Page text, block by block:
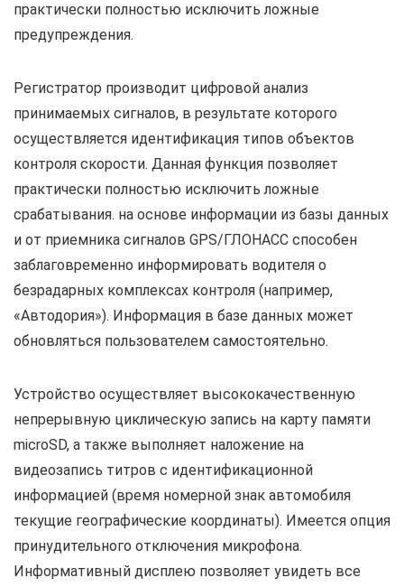
практически полностью исключить ложные
предупреждения.
Регистратор производит цифровой анализ
принимаемых сигналов, в результате которого
осуществляется идентификация типов объектов
контроля скорости. Данная функция позволяет
практически полностью исключить ложные
срабатывания. на основе информации из базы данных
и от приемника сигналов GPS/ГЛОНАСС способен
заблаговременно информировать водителя о
безрадарных комплексах контроля (например,
«Автодория»). Информация в базе данных может
обновляться пользователем самостоятельно.
Устройство осуществляет высококачественную
непрерывную циклическую запись на карту памяти
microSD, а также выполняет наложение на
видеозапись титров с идентификационной
информацией (время номерной знак автомобиля
текущие географические координаты). Имеется опция
принудительного отключения микрофона.
Информативный дисплею позволяет увидеть все